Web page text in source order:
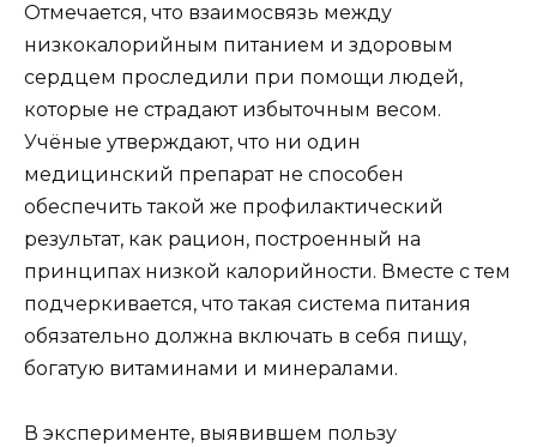
Отмечается, что взаимосвязь между
низкокалорийным питанием и здоровым
сердцем проследили при помощи людей,
которые не страдают избыточным весом.
Учёные утверждают, что ни один
медицинский препарат не способен
обеспечить такой же профилактический
результат, как рацион, построенный на
принципах низкой калорийности. Вместе с тем
подчеркивается, что такая система питания
обязательно должна включать в себя пищу,
богатую витаминами и минералами.
В эксперименте, выявившем пользу